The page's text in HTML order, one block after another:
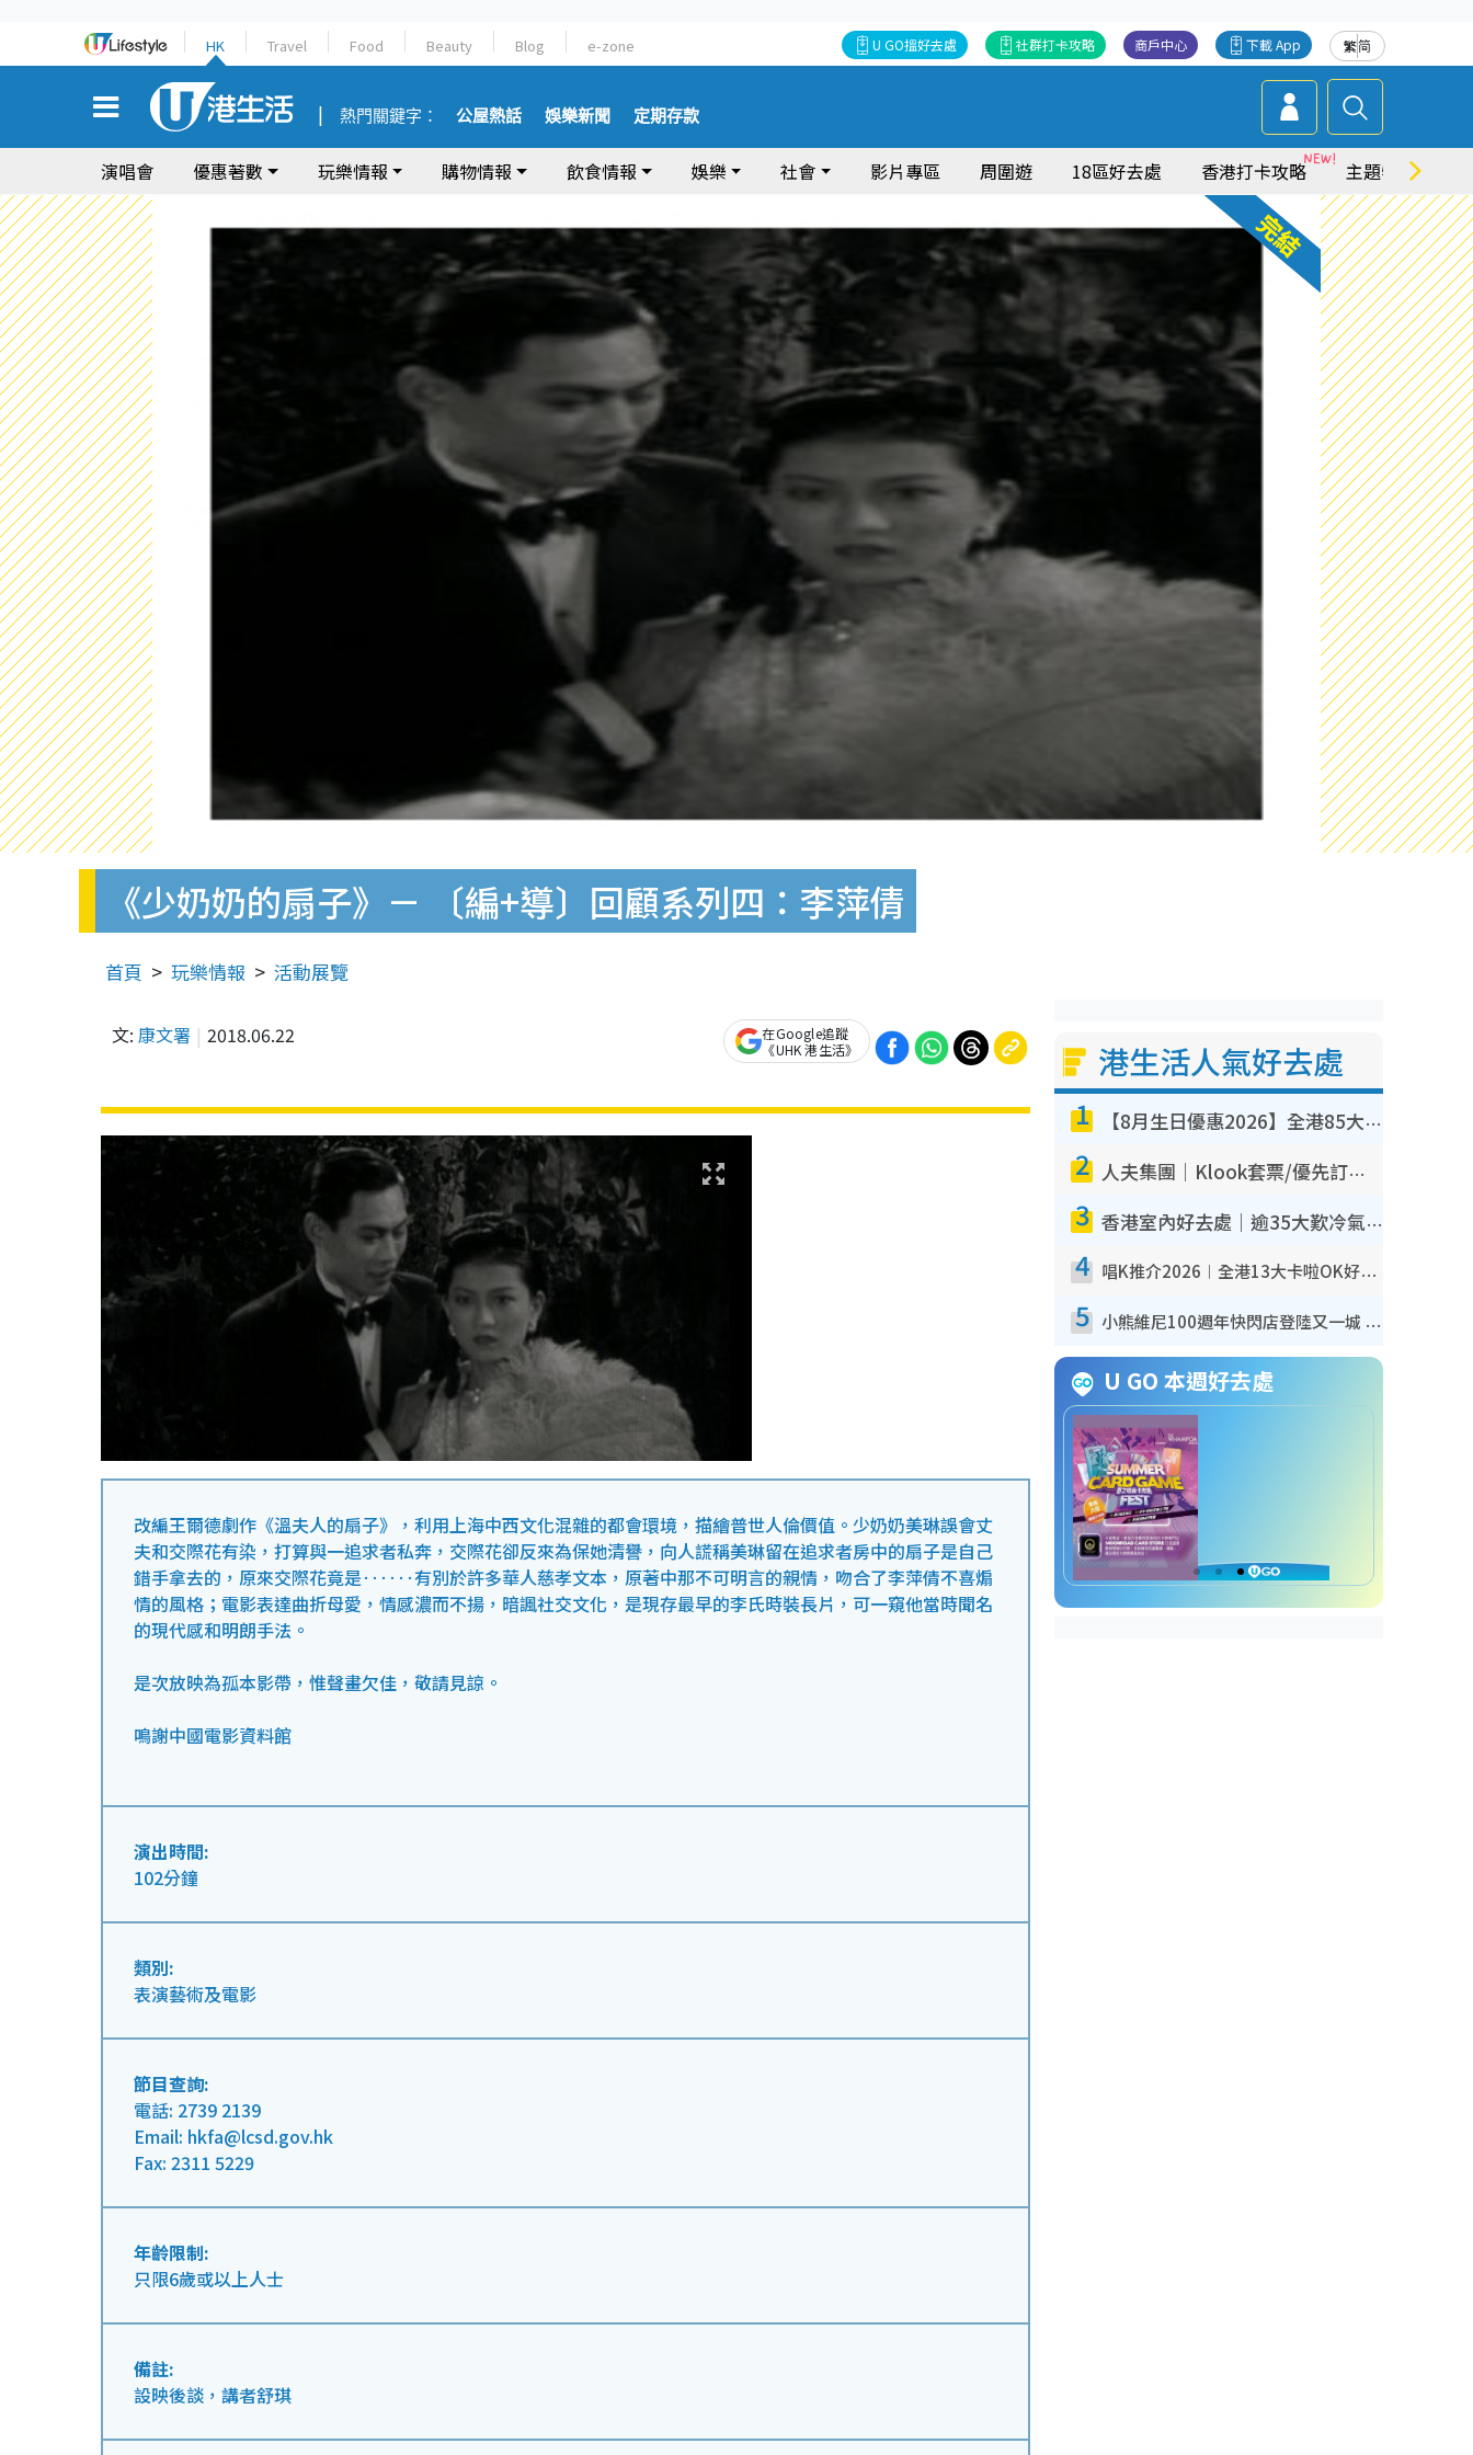
HK Travel Food Beauty Blog e-zone 繁简
下載 App
商戶中心
社群打卡攻略
U GO搵好去處
熱門關鍵字： 公屋熱話 娛樂新聞 定期存款
演唱會 優惠著數 玩樂情報 購物情報 飲食情報 娛樂 社會 影片專區 周圍遊 18區好去處 香港打卡攻略 主題特集
《少奶奶的扇子》－ 〔編+導〕回顧系列四：李萍倩
首頁 玩樂情報 活動展覽
文: 康文署 2018.06.22
在Google追蹤
《UHK 港生活》
改編王爾德劇作《溫夫人的扇子》，利用上海中西文化混雜的都會環境，描繪普世人倫價值。少奶奶美琳誤會丈
夫和交際花有染，打算與一追求者私奔，交際花卻反來為保她清譽，向人謊稱美琳留在追求者房中的扇子是自己
錯手拿去的，原來交際花竟是‥‥‥有別於許多華人慈孝文本，原著中那不可明言的親情，吻合了李萍倩不喜煽
情的風格；電影表達曲折母愛，情感濃而不揚，暗諷社交文化，是現存最早的李氏時裝長片，可一窺他當時聞名
的現代感和明朗手法。
是次放映為孤本影帶，惟聲畫欠佳，敬請見諒。
鳴謝中國電影資料館
演出時間:
102分鐘
類別:
表演藝術及電影
節目查詢:
電話: 2739 2139
Email: hkfa@lcsd.gov.hk
Fax: 2311 5229
年齡限制:
只限6歲或以上人士
備註:
設映後談，講者舒琪
港生活人氣好去處
1 【8月生日優惠2026】全港85大食買玩著數攻略 自助餐/火鍋放題同行免費＋誠品/DONKI送現金券
2 人夫集團｜Klook套票/優先訂票/公開發售搶飛攻略！附票價.購票連結.場地座位表
3 香港室內好去處｜逾35大歎冷氣室內好去處推介 室內活動免費避雨無懼落雨
4 唱K推介2026︱全港13大卡啦OK好去處！最平$36起 日文K都有！(附地址+收費詳情)
5 小熊維尼100週年快閃店登陸又一城 重現百畝森林經典場景／獨家限定盲盒登場／專屬DIY香水
U GO 本週好去處